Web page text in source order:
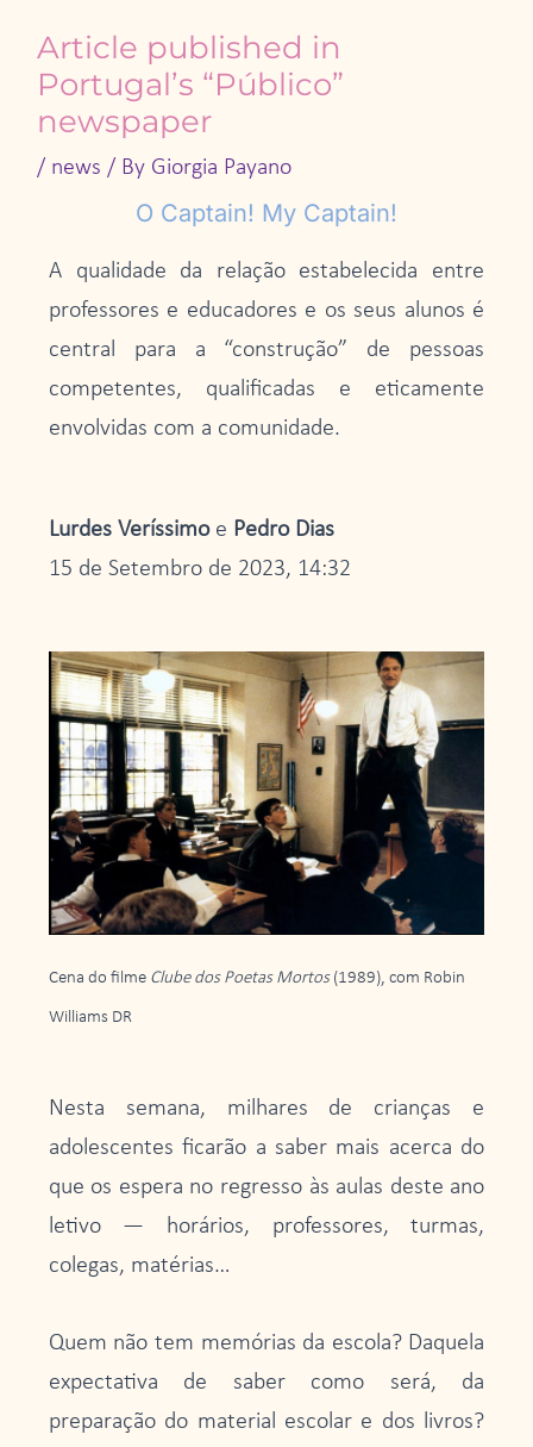
Article published in
Portugal’s “Público”
newspaper
/ news / By Giorgia Payano
O Captain! My Captain!
A qualidade da relação estabelecida entre
professores e educadores e os seus alunos é
central para a “construção” de pessoas
competentes, qualificadas e eticamente
envolvidas com a comunidade.
Lurdes Veríssimoe Pedro Dias
15 de Setembro de 2023, 14:32
Cena do filme Clube dos Poetas Mortos(1989), com Robin
Williams DR
Nesta semana, milhares de crianças e
adolescentes ficarão a saber mais acerca do
que os espera no regresso às aulas deste ano
letivo — horários, professores, turmas,
colegas, matérias…
Quem não tem memórias da escola? Daquela
expectativa de saber como será, da
preparação do material escolar e dos livros?